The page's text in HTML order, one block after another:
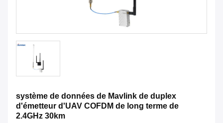
système de données de Mavlink de duplex
d'émetteur d'UAV COFDM de long terme de
2.4GHz 30km